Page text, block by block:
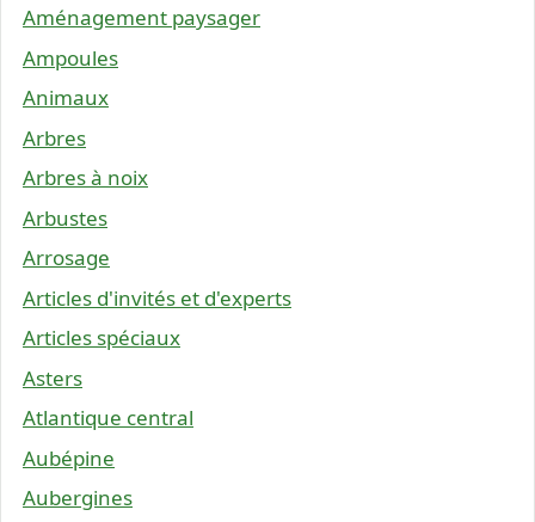
Aménagement paysager
Ampoules
Animaux
Arbres
Arbres à noix
Arbustes
Arrosage
Articles d'invités et d'experts
Articles spéciaux
Asters
Atlantique central
Aubépine
Aubergines